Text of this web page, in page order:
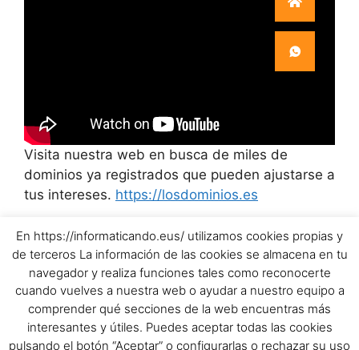
Visita nuestra web en busca de miles de
dominios ya registrados que pueden ajustarse a
tus intereses. https://losdominios.es
Política de privacidad
Aviso Legal
Política de cookies
En https://informaticando.eus/ utilizamos cookies propias y
de terceros La información de las cookies se almacena en tu
navegador y realiza funciones tales como reconocerte
cuando vuelves a nuestra web o ayudar a nuestro equipo a
comprender qué secciones de la web encuentras más
interesantes y útiles. Puedes aceptar todas las cookies
pulsando el botón “Aceptar” o configurarlas o rechazar su uso